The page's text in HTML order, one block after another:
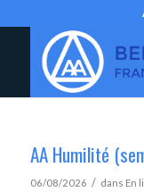
AA Humilité
06/08/2026 / dans En